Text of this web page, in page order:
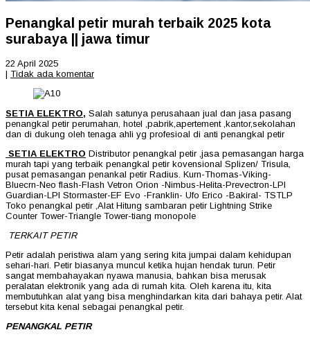
Penangkal petir murah terbaik 2025 kota
surabaya || jawa timur
22 April 2025
| Tidak ada komentar
SETIA ELEKTRO, Salah satunya perusahaan jual dan jasa pasang
penangkal petir perumahan, hotel ,pabrik,apertement ,kantor,sekolahan
dan di dukung oleh tenaga ahli yg profesioal di anti penangkal petir
SETIA ELEKTRO Distributor penangkal petir ,jasa pemasangan harga
murah tapi yang terbaik penangkal petir kovensional Splizen/ Trisula,
pusat pemasangan penankal petir Radius. Kurn-Thomas-Viking-
Bluecrn-Neo flash-Flash Vetron Orion -Nimbus-Helita-Prevectron-LPI
Guardian-LPI Stormaster-EF Evo -Franklin- Ufo Erico -Bakiral- TSTLP
Toko penangkal petir ,Alat Hitung sambaran petir Lightning Strike
Counter Tower-Triangle Tower-tiang monopole
TERKAIT PETIR
Petir adalah peristiwa alam yang sering kita jumpai dalam kehidupan
sehari-hari. Petir biasanya muncul ketika hujan hendak turun. Petir
sangat membahayakan nyawa manusia, bahkan bisa merusak
peralatan elektronik yang ada di rumah kita. Oleh karena itu, kita
membutuhkan alat yang bisa menghindarkan kita dari bahaya petir. Alat
tersebut kita kenal sebagai penangkal petir.
PENANGKAL PETIR